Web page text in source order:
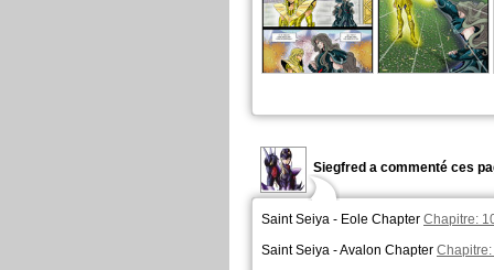
Siegfred a commenté ces
Saint Seiya - Eole Chapter Chapitre:
Saint Seiya - Avalon Chapter